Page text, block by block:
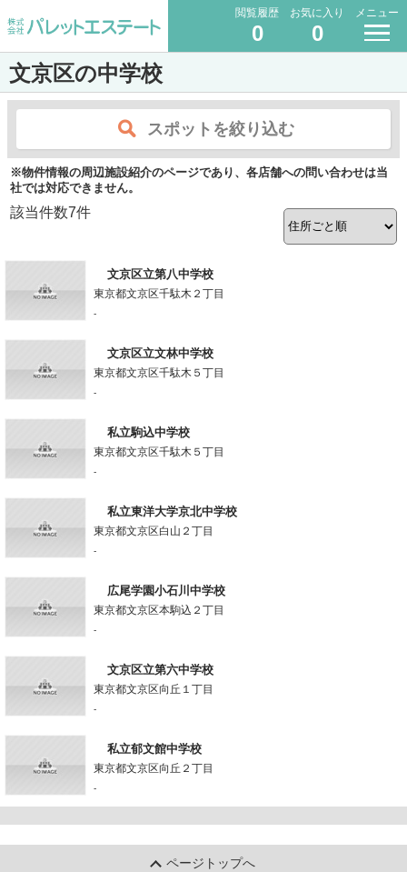
閲覧履歴
0
お気に入り
0
メニュー
文京区の中学校
スポットを絞り込む
※物件情報の周辺施設紹介のページであり、各店舗への問い合わせは当
社では対応できません。
該当件数7件
文京区立第八中学校
東京都文京区千駄木２丁目
-
文京区立文林中学校
東京都文京区千駄木５丁目
-
私立駒込中学校
東京都文京区千駄木５丁目
-
私立東洋大学京北中学校
東京都文京区白山２丁目
-
広尾学園小石川中学校
東京都文京区本駒込２丁目
-
文京区立第六中学校
東京都文京区向丘１丁目
-
私立郁文館中学校
東京都文京区向丘２丁目
-
ページトップへ